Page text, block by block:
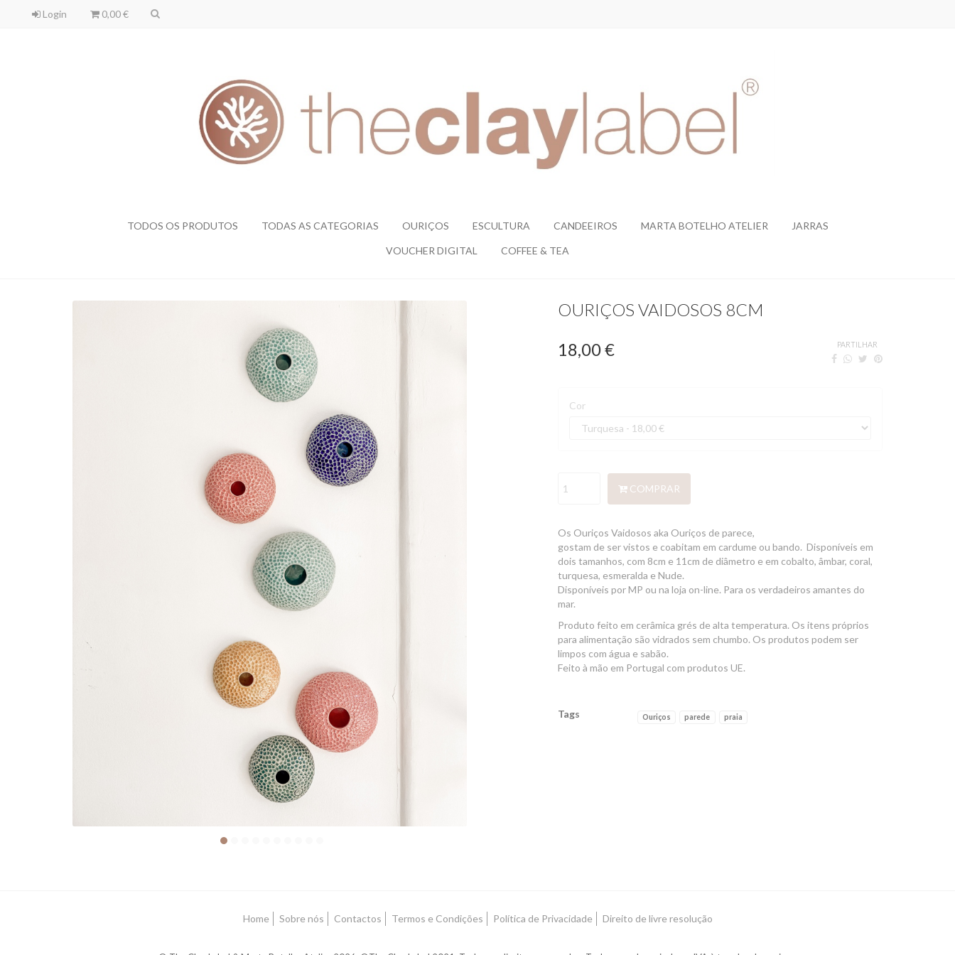
Login 0,00 €
TODOS OS PRODUTOS TODAS AS CATEGORIAS OURIÇOS ESCULTURA CANDEEIROS MARTA BOTELHO ATELIER JARRAS
VOUCHER DIGITAL COFFEE & TEA
OURIÇOS VAIDOSOS 8CM
18,00 € PARTILHAR
Cor
COMPRAR
Os Ouriços Vaidosos aka Ouriços de parece,
gostam de ser vistos e coabitam em cardume ou bando. Disponíveis em
dois tamanhos, com 8cm e 11cm de diâmetro e em cobalto, âmbar, coral,
turquesa, esmeralda e Nude.
Disponíveis por MP ou na loja on-line. Para os verdadeiros amantes do
mar.
Produto feito em cerâmica grés de alta temperatura. Os itens próprios
para alimentação são vidrados sem chumbo. Os produtos podem ser
limpos com água e sabão.
Feito à mão em Portugal com produtos UE.
Tags Ouriços parede praia
Home Sobre nós Contactos Termos e Condições Política de Privacidade Direito de livre resolução